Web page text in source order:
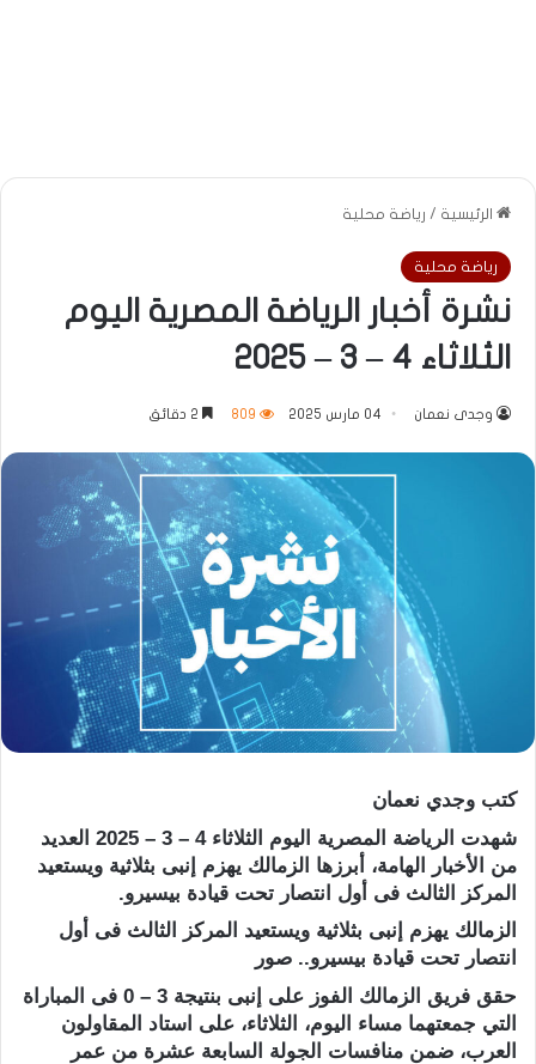
الرئيسية / رياضة محلية
رياضة محلية
نشرة أخبار الرياضة المصرية اليوم
الثلاثاء 4 – 3 – 2025
وجدى نعمان 04 مارس 2025 809
كتب وجدي نعمان
شهدت الرياضة المصرية اليوم الثلاثاء 4 – 3 – 2025 العديد
من الأخبار الهامة، أبرزها الزمالك يهزم إنبى بثلاثية ويستعيد
المركز الثالث فى أول انتصار تحت قيادة بيسيرو.
الزمالك يهزم إنبى بثلاثية ويستعيد المركز الثالث فى أول
انتصار تحت قيادة بيسيرو.. صور
حقق فريق الزمالك الفوز على إنبى بنتيجة 3 – 0 فى المباراة
التي جمعتهما مساء اليوم، الثلاثاء، على استاد المقاولون
العرب، ضمن منافسات الجولة السابعة عشرة من عمر